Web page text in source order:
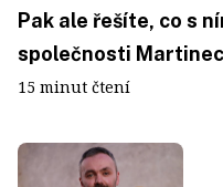
Pak ale řešíte, co s
společnosti Martinec
15 minut čtení